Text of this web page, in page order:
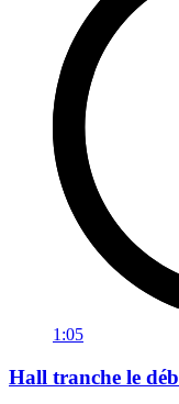
1:05
Hall tranche le